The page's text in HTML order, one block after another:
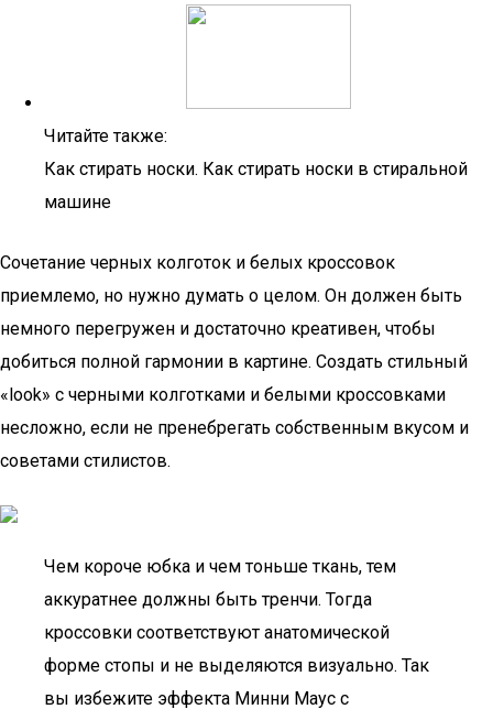
Читайте также:
Как стирать носки. Как стирать носки в стиральной
машине
Сочетание черных колготок и белых кроссовок
приемлемо, но нужно думать о целом. Он должен быть
немного перегружен и достаточно креативен, чтобы
добиться полной гармонии в картине. Создать стильный
«look» с черными колготками и белыми кроссовками
несложно, если не пренебрегать собственным вкусом и
советами стилистов.
Чем короче юбка и чем тоньше ткань, тем
аккуратнее должны быть тренчи. Тогда
кроссовки соответствуют анатомической
форме стопы и не выделяются визуально. Так
вы избежите эффекта Минни Маус с